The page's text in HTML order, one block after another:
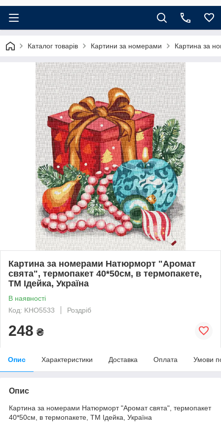
Каталог товарів Картини за номерами Картина за
Картина за номерами Натюрморт "Аромат
свята", термопакет 40*50см, в термопакете,
ТМ Ідейка, Україна
В наявності
Код: KHO5533
Роздріб
248 ₴
Опис Характеристики Доставка Оплата Умови
Опис
Картина за номерами Натюрморт "Аромат свята", термопакет
40*50см, в термопакете, ТМ Ідейка, Україна